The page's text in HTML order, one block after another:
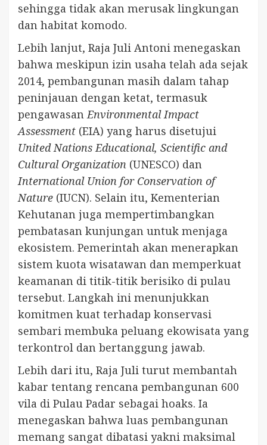
sehingga tidak akan merusak lingkungan
dan habitat komodo.
Lebih lanjut, Raja Juli Antoni menegaskan
bahwa meskipun izin usaha telah ada sejak
2014, pembangunan masih dalam tahap
peninjauan dengan ketat, termasuk
pengawasan Environmental Impact
Assessment (EIA) yang harus disetujui
United Nations Educational, Scientific and
Cultural Organization (UNESCO) dan
International Union for Conservation of
Nature (IUCN). Selain itu, Kementerian
Kehutanan juga mempertimbangkan
pembatasan kunjungan untuk menjaga
ekosistem. Pemerintah akan menerapkan
sistem kuota wisatawan dan memperkuat
keamanan di titik-titik berisiko di pulau
tersebut. Langkah ini menunjukkan
komitmen kuat terhadap konservasi
sembari membuka peluang ekowisata yang
terkontrol dan bertanggung jawab.
Lebih dari itu, Raja Juli turut membantah
kabar tentang rencana pembangunan 600
vila di Pulau Padar sebagai hoaks. Ia
menegaskan bahwa luas pembangunan
memang sangat dibatasi yakni maksimal